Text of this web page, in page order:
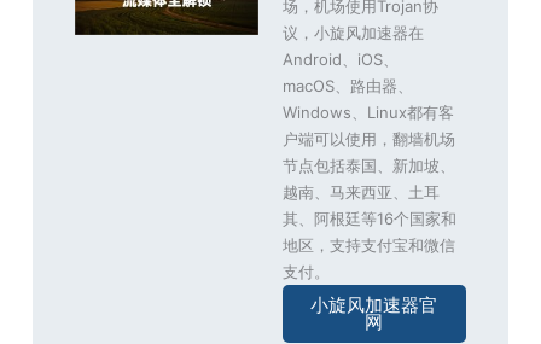
场，机场使用Trojan协
议，小旋风加速器在
Android、iOS、
macOS、路由器、
Windows、Linux都有客
户端可以使用，翻墙机场
节点包括泰国、新加坡、
越南、马来西亚、土耳
其、阿根廷等16个国家和
地区，支持支付宝和微信
支付。
小旋风加速器官
网